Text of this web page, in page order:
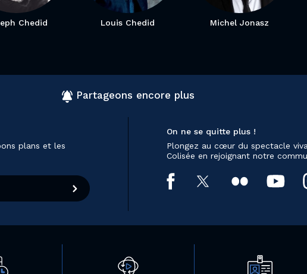
Chedid Louis Chedid Michel Jonasz
Partageons encore plus
plans et les
On ne se quitte plus !
Plongez au cœur du spectacle
Colisée en rejoignant notre